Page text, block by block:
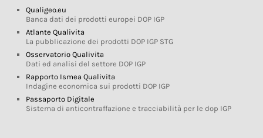
Qualigeo.eu
Banca dati dei prodotti europei DOP IGP
Atlante Qualivita
La pubblicazione dei prodotti DOP IGP STG
Osservatorio Qualivita
Dati ed analisi del settore DOP IGP
Rapporto Ismea Qualivita
Indagine economica sui prodotti DOP IGP
Passaporto Digitale
Sistema di anticontraffazione e tracciabilità per le dop IGP